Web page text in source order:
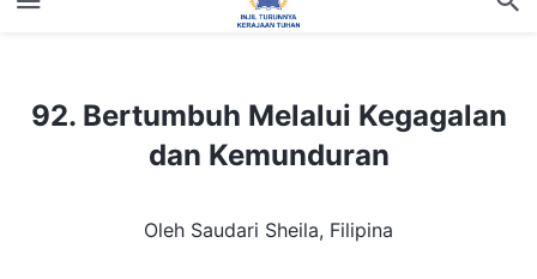
92. Bertumbuh Melalui Kegagalan
dan Kemunduran
Oleh Saudari Sheila, Filipina